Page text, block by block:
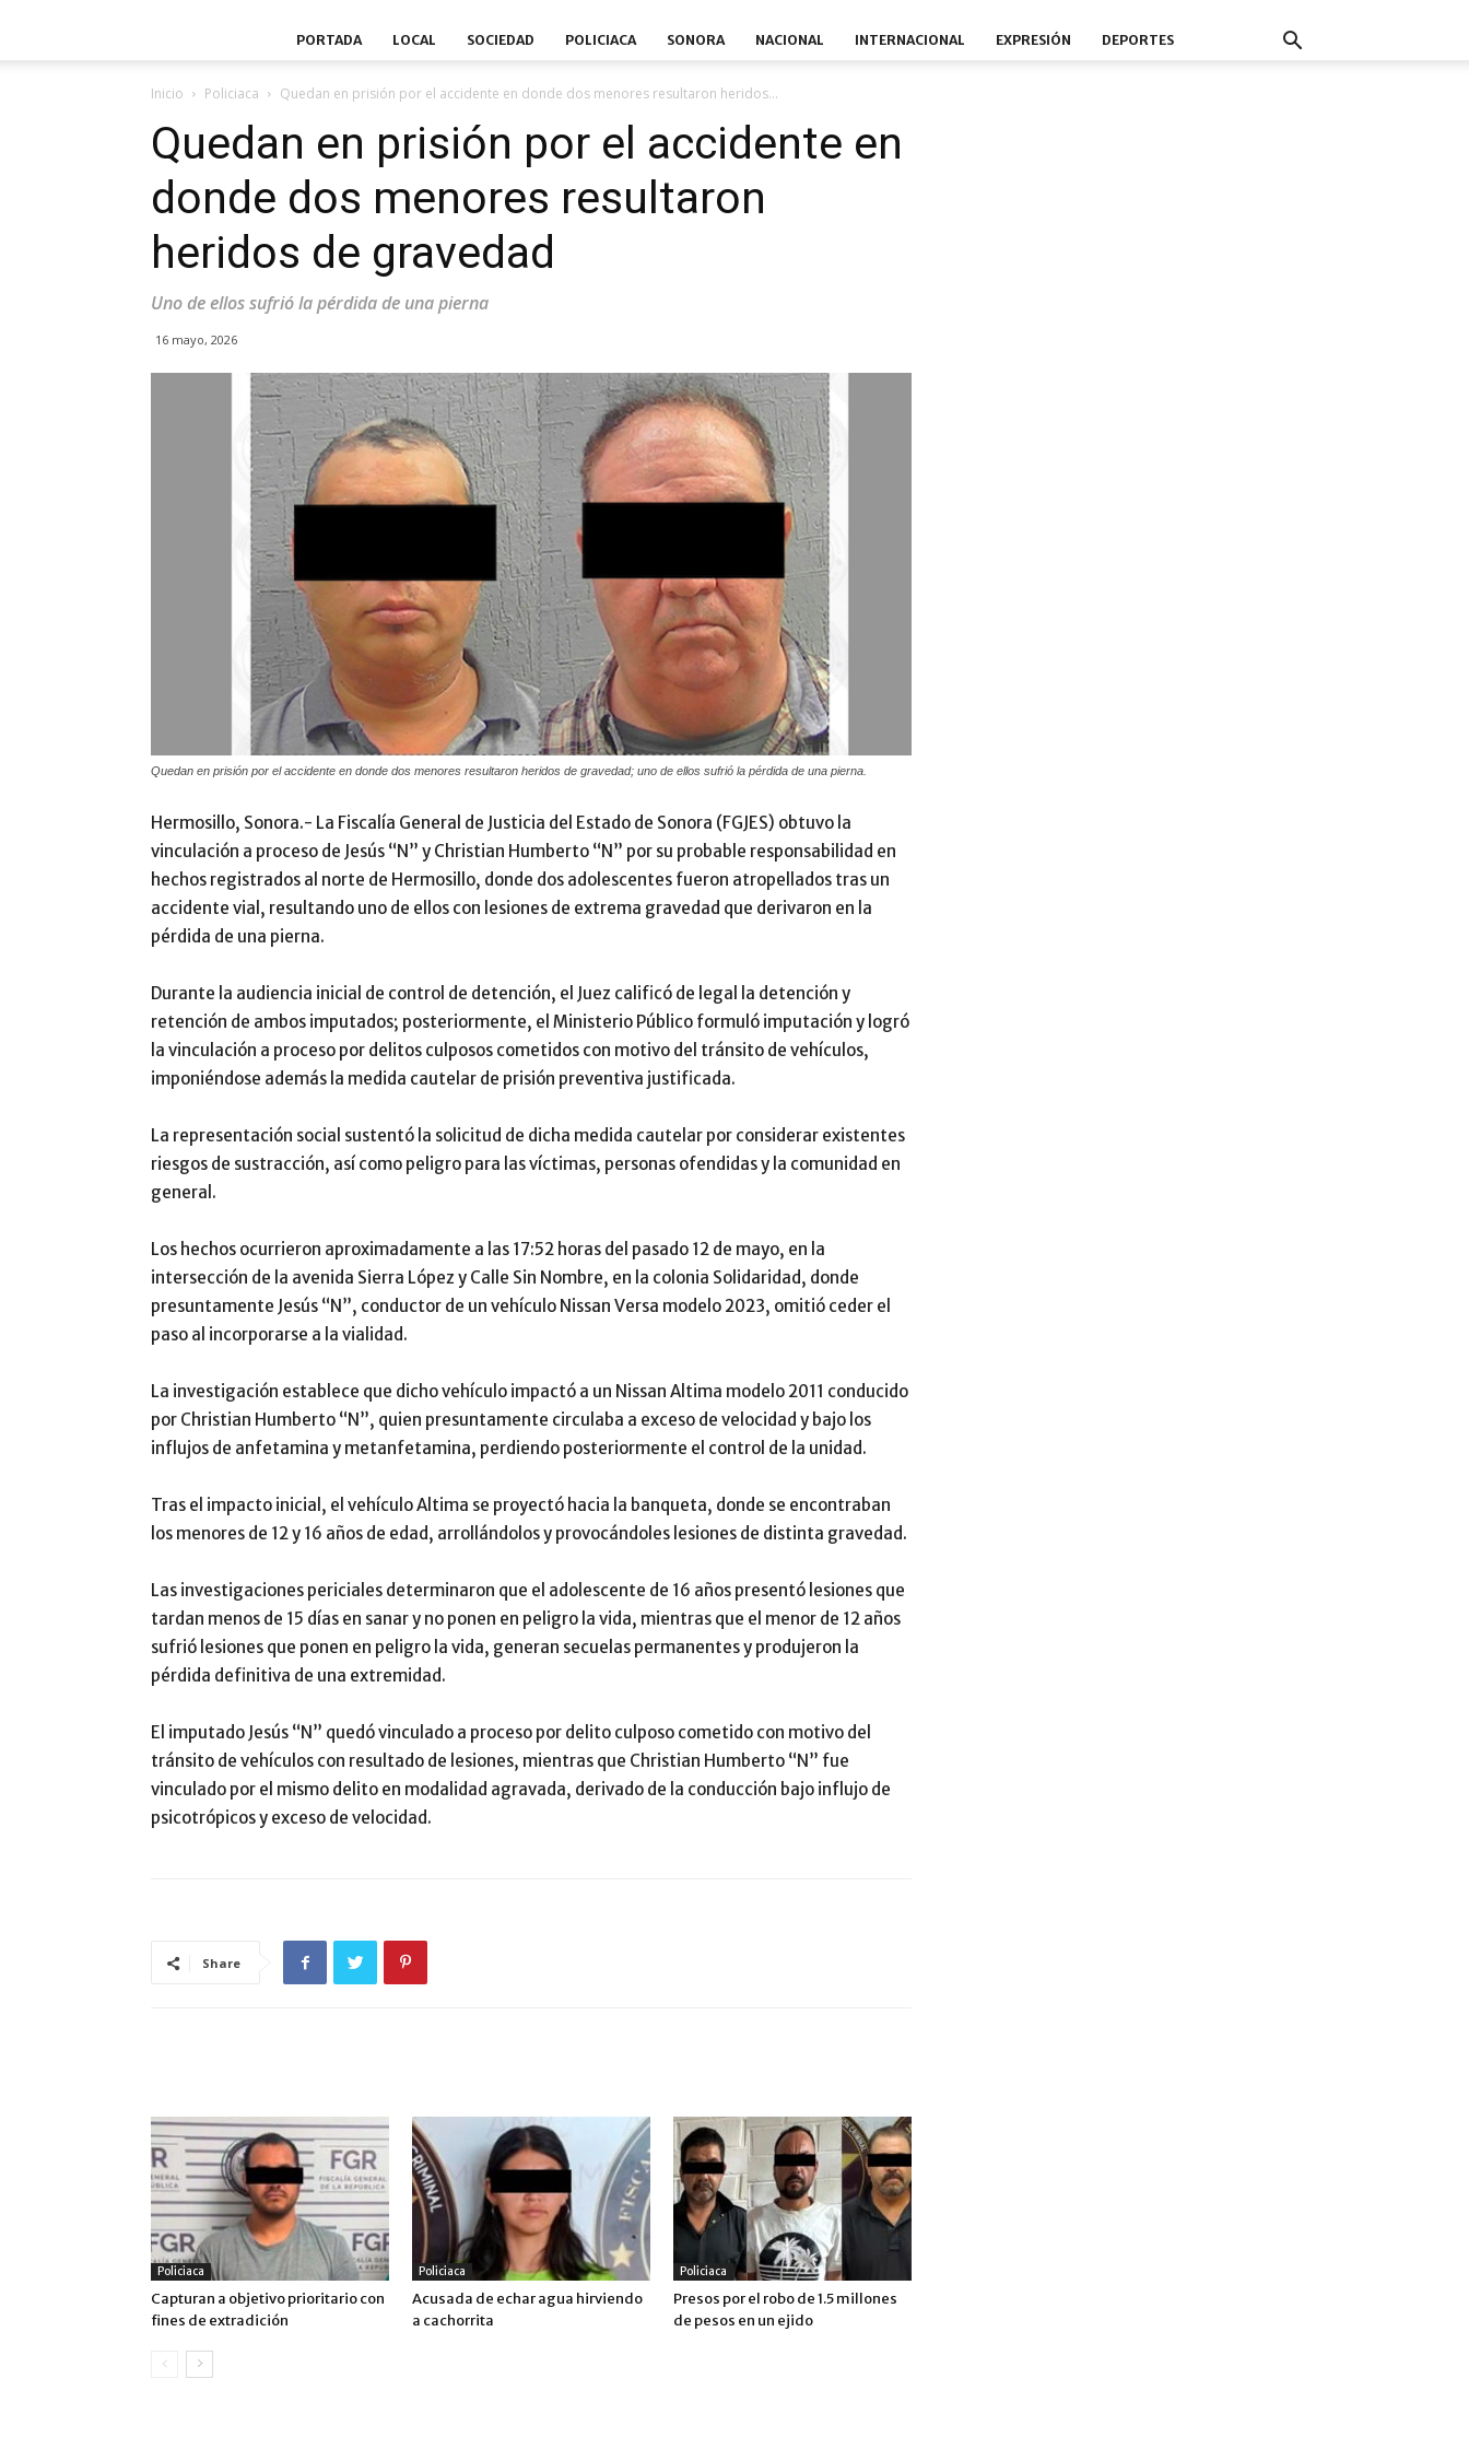
PORTADA LOCAL SOCIEDAD POLICIACA SONORA NACIONAL INTERNACIONAL EXPRESIÓN DEPORTES
Inicio Policiaca Quedan en prisión por el accidente en donde dos menores resultaron heridos...
Quedan en prisión por el accidente en
donde dos menores resultaron
heridos de gravedad
Uno de ellos sufrió la pérdida de una pierna
16 mayo, 2026
Quedan en prisión por el accidente en donde dos menores resultaron heridos de gravedad; uno de ellos sufrió la pérdida de una pierna.
Hermosillo, Sonora.- La Fiscalía General de Justicia del Estado de Sonora (FGJES) obtuvo la
vinculación a proceso de Jesús “N” y Christian Humberto “N” por su probable responsabilidad en
hechos registrados al norte de Hermosillo, donde dos adolescentes fueron atropellados tras un
accidente vial, resultando uno de ellos con lesiones de extrema gravedad que derivaron en la
pérdida de una pierna.
Durante la audiencia inicial de control de detención, el Juez calificó de legal la detención y
retención de ambos imputados; posteriormente, el Ministerio Público formuló imputación y logró
la vinculación a proceso por delitos culposos cometidos con motivo del tránsito de vehículos,
imponiéndose además la medida cautelar de prisión preventiva justificada.
La representación social sustentó la solicitud de dicha medida cautelar por considerar existentes
riesgos de sustracción, así como peligro para las víctimas, personas ofendidas y la comunidad en
general.
Los hechos ocurrieron aproximadamente a las 17:52 horas del pasado 12 de mayo, en la
intersección de la avenida Sierra López y Calle Sin Nombre, en la colonia Solidaridad, donde
presuntamente Jesús “N”, conductor de un vehículo Nissan Versa modelo 2023, omitió ceder el
paso al incorporarse a la vialidad.
La investigación establece que dicho vehículo impactó a un Nissan Altima modelo 2011 conducido
por Christian Humberto “N”, quien presuntamente circulaba a exceso de velocidad y bajo los
influjos de anfetamina y metanfetamina, perdiendo posteriormente el control de la unidad.
Tras el impacto inicial, el vehículo Altima se proyectó hacia la banqueta, donde se encontraban
los menores de 12 y 16 años de edad, arrollándolos y provocándoles lesiones de distinta gravedad.
Las investigaciones periciales determinaron que el adolescente de 16 años presentó lesiones que
tardan menos de 15 días en sanar y no ponen en peligro la vida, mientras que el menor de 12 años
sufrió lesiones que ponen en peligro la vida, generan secuelas permanentes y produjeron la
pérdida definitiva de una extremidad.
El imputado Jesús “N” quedó vinculado a proceso por delito culposo cometido con motivo del
tránsito de vehículos con resultado de lesiones, mientras que Christian Humberto “N” fue
vinculado por el mismo delito en modalidad agravada, derivado de la conducción bajo influjo de
psicotrópicos y exceso de velocidad.
Share
Policiaca
Capturan a objetivo prioritario con
fines de extradición
Policiaca
Acusada de echar agua hirviendo
a cachorrita
Policiaca
Presos por el robo de 1.5 millones
de pesos en un ejido